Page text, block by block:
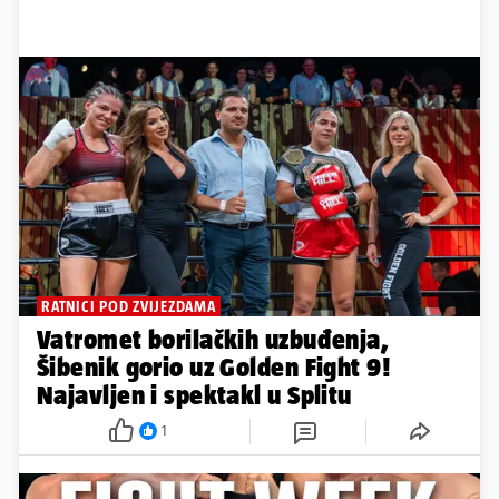
RATNICI POD ZVIJEZDAMA
Vatromet borilačkih uzbuđenja,
Šibenik gorio uz Golden Fight 9!
Najavljen i spektakl u Splitu
1